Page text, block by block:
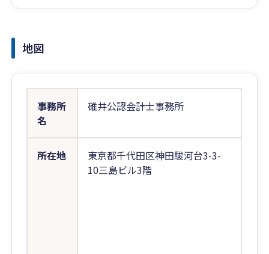
地図
事務所
名
碓井公認会計士事務所
所在地
東京都千代田区神田駿河台3-3-
10三島ビル3階